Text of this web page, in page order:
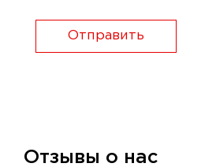
Отправить
Отзывы о нас